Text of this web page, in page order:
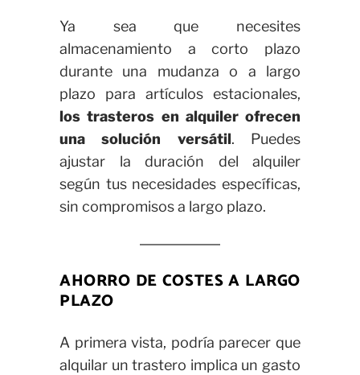
Ya sea que necesites
almacenamiento a corto plazo
durante una mudanza o a largo
plazo para artículos estacionales,
los trasteros en alquiler ofrecen
una solución versátil. Puedes
ajustar la duración del alquiler
según tus necesidades específicas,
sin compromisos a largo plazo.
AHORRO DE COSTES A LARGO
PLAZO
A primera vista, podría parecer que
alquilar un trastero implica un gasto